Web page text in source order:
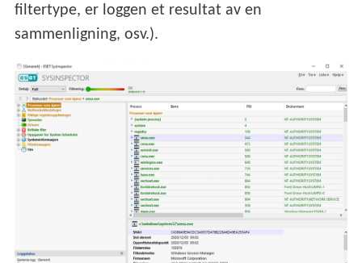
filtertype, er loggen et resultat av en
sammenligning, osv.).